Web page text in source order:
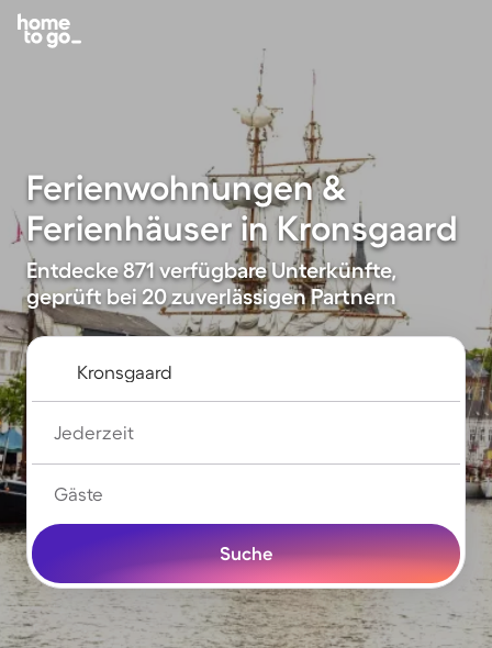
Ferienwohnungen &
Ferienhäuser in Kronsgaard
Entdecke 871 verfügbare Unterkünfte,
geprüft bei 20 zuverlässigen Partnern
Jederzeit
Gäste
Suche